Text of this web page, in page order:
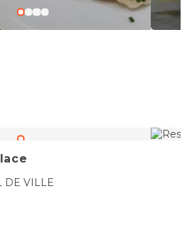
DE VILLE